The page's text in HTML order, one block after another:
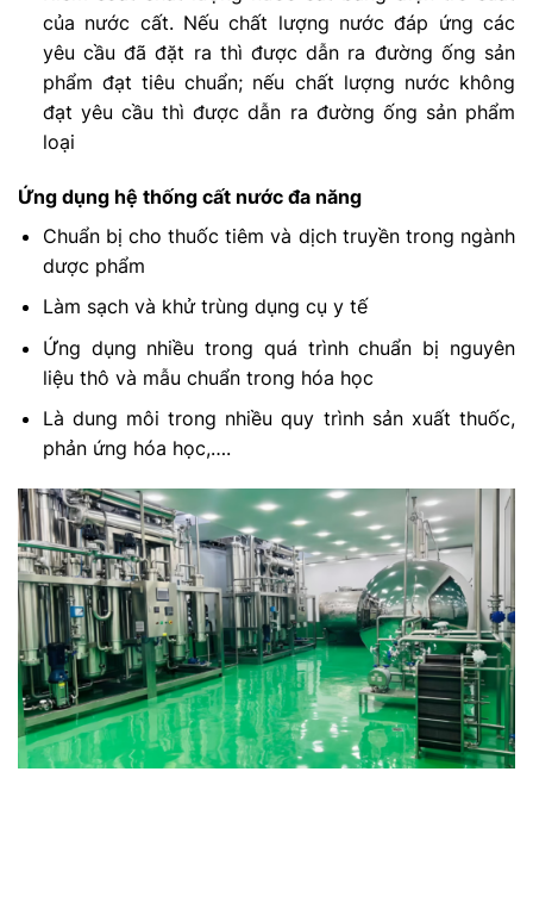
của nước cất. Nếu chất lượng nước đáp ứng các
yêu cầu đã đặt ra thì được dẫn ra đường ống sản
phẩm đạt tiêu chuẩn; nếu chất lượng nước không
đạt yêu cầu thì được dẫn ra đường ống sản phẩm
loại
Ứng dụng hệ thống cất nước đa năng
Chuẩn bị cho thuốc tiêm và dịch truyền trong ngành
dược phẩm
Làm sạch và khử trùng dụng cụ y tế
Ứng dụng nhiều trong quá trình chuẩn bị nguyên
liệu thô và mẫu chuẩn trong hóa học
Là dung môi trong nhiều quy trình sản xuất thuốc,
phản ứng hóa học,….